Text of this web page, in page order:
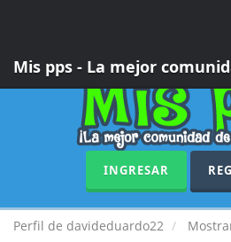
Mis pps - La mejor
INGRESAR
Perfil de davideduardo22